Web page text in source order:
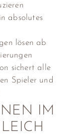
absolutes
lösen ab
sichert alle
Spieler und
IM